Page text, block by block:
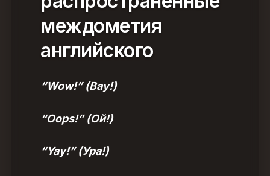
междометия
английского
“Wow!” (Вау!)
“Oops!” (Ой!)
“Yay!” (Ура!)